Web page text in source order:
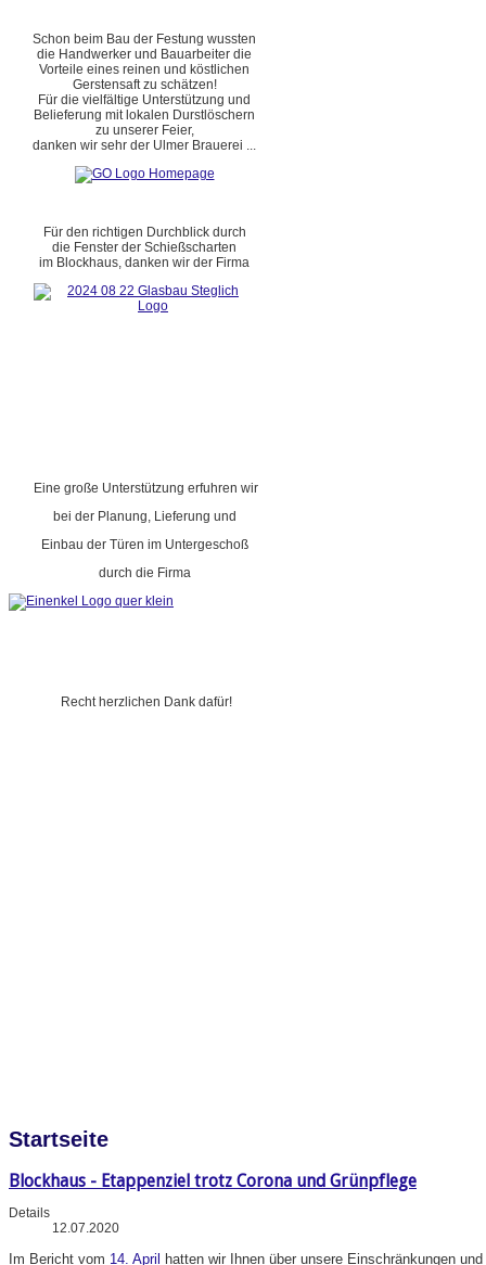
Schon beim Bau der Festung wussten
die Handwerker und Bauarbeiter die
Vorteile eines reinen und köstlichen
Gerstensaft zu schätzen!
Für die vielfältige Unterstützung und
Belieferung mit lokalen Durstlöschern
zu unserer Feier,
danken wir sehr der Ulmer Brauerei ...
Für den richtigen Durchblick durch
die Fenster der Schießscharten
im Blockhaus, danken wir der Firma
Eine große Unterstützung erfuhren wir
bei der Planung, Lieferung und
Einbau der Türen im Untergeschoß
durch die Firma
Recht herzlichen Dank dafür!
Startseite
Blockhaus - Etappenziel trotz Corona und Grünpflege
Details
12.07.2020
Im Bericht vom 14. April hatten wir Ihnen über unsere Einschränkungen